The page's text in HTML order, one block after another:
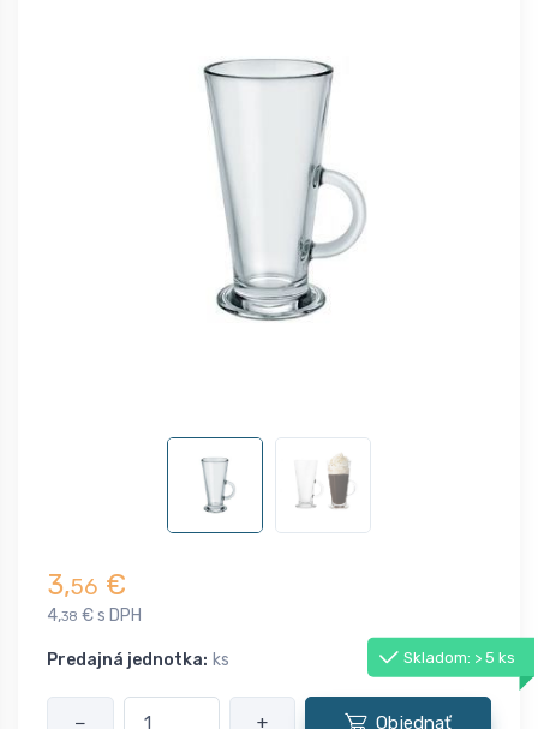
3,56 €
4,38 € s DPH
Predajná jednotka: ks Skladom: > 5 ks
− + Objednať